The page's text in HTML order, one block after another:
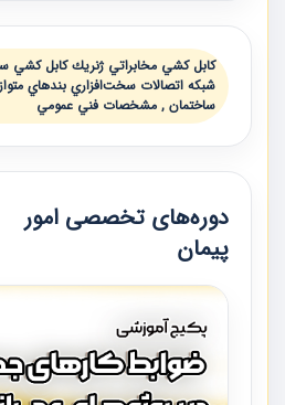
كابل كشي مخابراتي ژنريك كابل كشي
شبكه اتصالات سخت‌افزاري بندهاي
ساختمان , مشخصات فني عمومي
دوره‌های تخصصی امور
پیمان